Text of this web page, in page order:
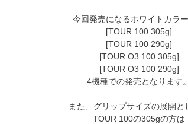
今回発売になるホワイトカラー
[TOUR 100 305g]
[TOUR 100 290g]
[TOUR O3 100 305g]
[TOUR O3 100 290g]
4機種での発売となります。
また、グリップサイズの展開と
TOUR 100の305gの方は